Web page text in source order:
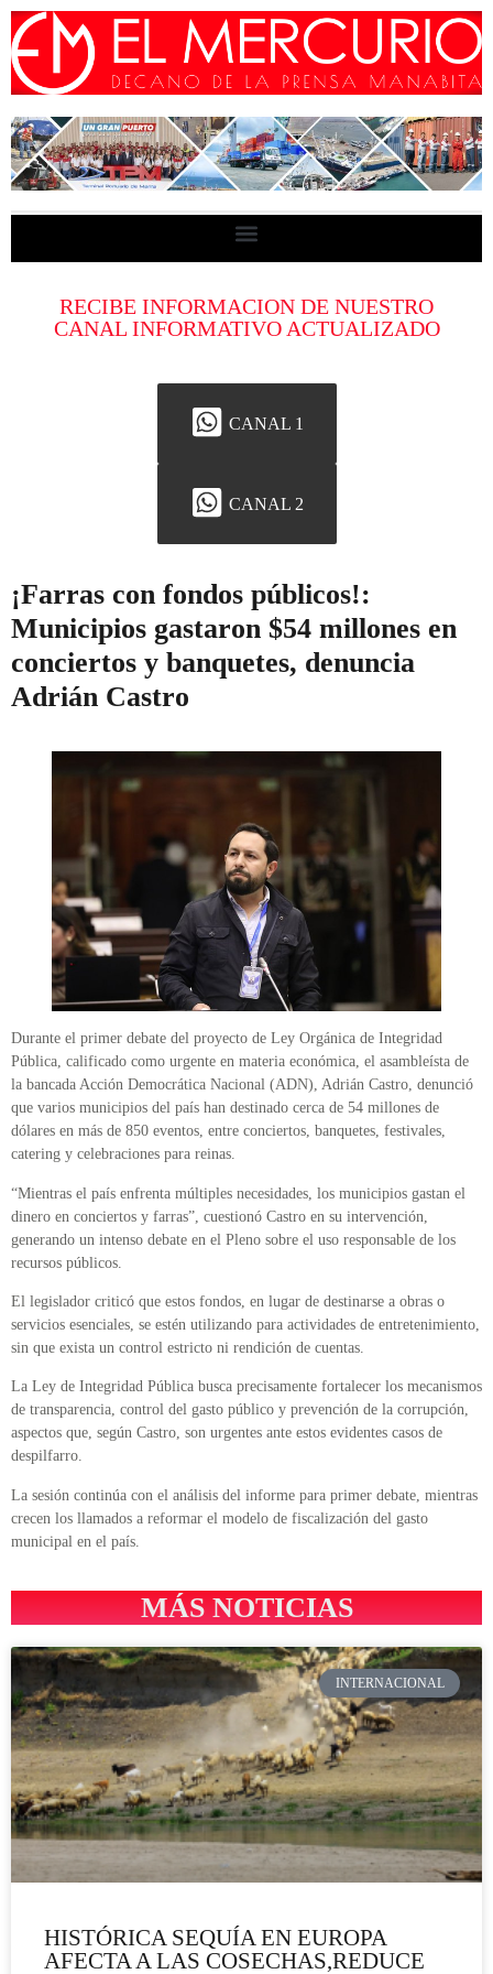
RECIBE INFORMACION DE NUESTRO
CANAL INFORMATIVO ACTUALIZADO
CANAL 1
CANAL 2
¡Farras con fondos públicos!:
Municipios gastaron $54 millones en
conciertos y banquetes, denuncia
Adrián Castro
Durante el primer debate del proyecto de Ley Orgánica de Integridad
Pública, calificado como urgente en materia económica, el asambleísta de
la bancada Acción Democrática Nacional (ADN), Adrián Castro, denunció
que varios municipios del país han destinado cerca de 54 millones de
dólares en más de 850 eventos, entre conciertos, banquetes, festivales,
catering y celebraciones para reinas.
“Mientras el país enfrenta múltiples necesidades, los municipios gastan el
dinero en conciertos y farras”, cuestionó Castro en su intervención,
generando un intenso debate en el Pleno sobre el uso responsable de los
recursos públicos.
El legislador criticó que estos fondos, en lugar de destinarse a obras o
servicios esenciales, se estén utilizando para actividades de entretenimiento,
sin que exista un control estricto ni rendición de cuentas.
La Ley de Integridad Pública busca precisamente fortalecer los mecanismos
de transparencia, control del gasto público y prevención de la corrupción,
aspectos que, según Castro, son urgentes ante estos evidentes casos de
despilfarro.
La sesión continúa con el análisis del informe para primer debate, mientras
crecen los llamados a reformar el modelo de fiscalización del gasto
municipal en el país.
MÁS NOTICIAS
INTERNACIONAL
HISTÓRICA SEQUÍA EN EUROPA
AFECTA A LAS COSECHAS,REDUCE